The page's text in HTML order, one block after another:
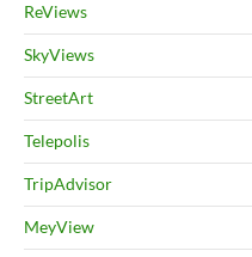
ReViews
SkyViews
StreetArt
Telepolis
TripAdvisor
MeyView